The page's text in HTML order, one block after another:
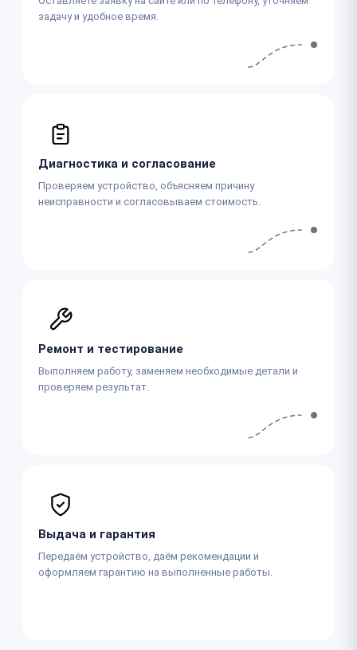
задачу и удобное время.
Диагностика и согласование
Проверяем устройство, объясняем причину
неисправности и согласовываем стоимость.
Ремонт и тестирование
Выполняем работу, заменяем необходимые детали и
проверяем результат.
Выдача и гарантия
Передаём устройство, даём рекомендации и
оформляем гарантию на выполненные работы.